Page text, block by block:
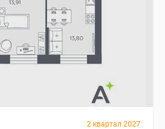
2 квартал 2027